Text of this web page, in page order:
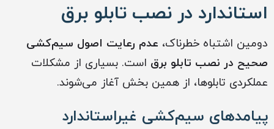
استاندارد در نصب تابلو برق
دومین اشتباه خطرناک، عدم رعایت اصول سیم‌کشی
صحیح در نصب تابلو برق است. بسیاری از مشکلات
عملکردی تابلوها، از همین بخش آغاز می‌شوند.
پیامدهای سیم‌کشی غیراستاندارد